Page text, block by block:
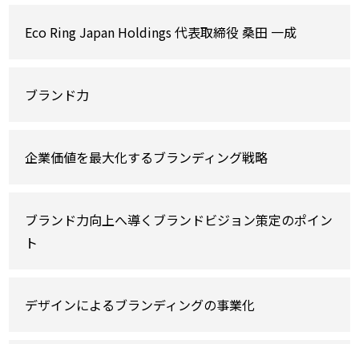
Eco Ring Japan Holdings 代表取締役 桑田 一成
ブランド力
企業価値を最大化するブランディング戦略
ブランド力向上へ導くブランドビジョン策定のポイン
ト
デザインによるブランディングの事業化